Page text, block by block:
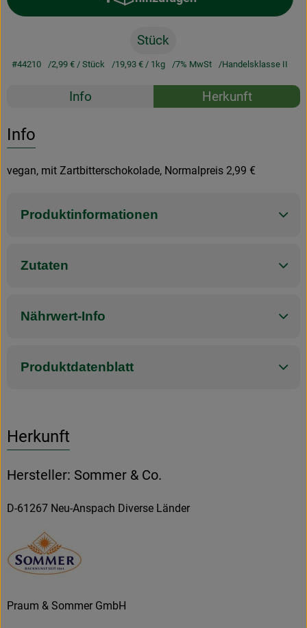
Produkt zum Warenkorb
Stück
#44210 2,99 €/ Stück 19,93 €/ 1kg 7% MwSt Handelsklasse II
Rezepte
Info Herkunft
Info
vegan, mit Zartbitterschokolade, Normalpreis 2,99 €
Produktinformationen
Zutaten
Nährwert-Info
Produktdatenblatt
Herkunft
Hersteller: Sommer & Co.
D-61267 Neu-Anspach Diverse Länder
Praum & Sommer GmbH